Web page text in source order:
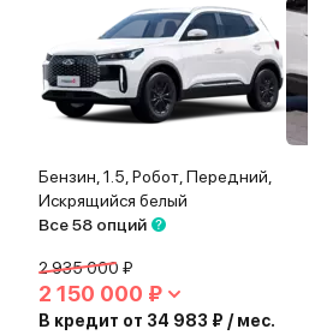
Бензин, 1.5, Робот, Передний,
Искрящийся белый
Все 58 опций
2 935 000 ₽
2 150 000 ₽
В кредит от 34 983 ₽ / мес.